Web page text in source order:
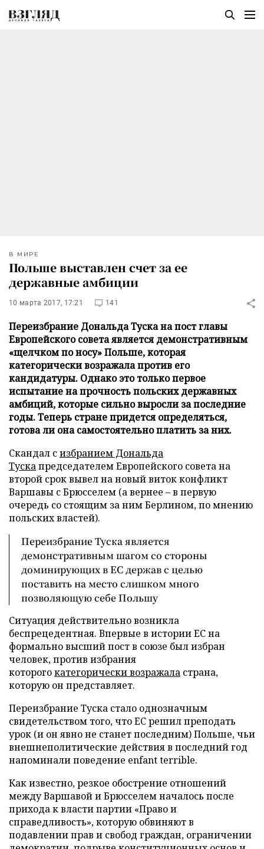
В МИРЕ
Польше выставлен счет за ее
державные амбиции
10 марта 2017, 17:21 141
Переизбрание Дональда Туска на пост главы
Европейского совета является демонстративным
«щелчком по носу» Польше, которая
категорически возражала против его
кандидатуры. Однако это только первое
испытание на прочность польских державных
амбиций, которые сильно выросли за последние
годы. Теперь стране придется определяться,
готова ли она самостоятельно платить за них.
Скандал сизбранием Дональда
Тускапредседателем Европейского совета на
второй срок вывел на новый виток конфликт
Варшавы с Брюсселем (а вернее – в первую
очередь со стоящим за ним Берлином, по мнению
польских властей).
Переизбрание Туска является
демонстративным шагом со стороны
доминирующих в ЕС держав с целью
поставить на место слишком много
позволяющую себе Польшу
Ситуация действительно возникла
беспрецедентная. Впервые в истории ЕС на
формально высший пост в союзе был избран
человек, против избрания
которогокатегорически возражала страна,
которую он представляет.
Переизбрание Туска стало однозначным
свидетельством того, что ЕС решил преподать
урок (и он явно не станет последним) Польше, чьи
внешнеполитические действия в последний год
напоминали поведение enfant terrible.
Как известно, резкое обострение отношений
между Варшавой и Брюсселем началось после
прихода к власти партии «Право и
справедливость», которую обвиняют в
подавлении прав и свобод граждан, ограничении